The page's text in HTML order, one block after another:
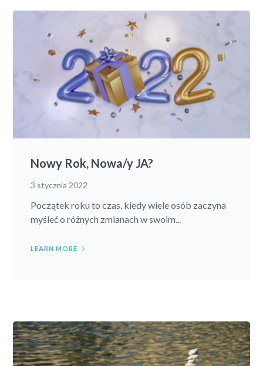
Nowy Rok, Nowa/y JA?
3 stycznia 2022
Początek roku to czas, kiedy wiele osób zaczyna
myśleć o różnych zmianach w swoim...
LEARN MORE